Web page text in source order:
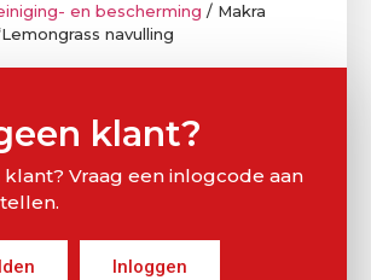
en bescherming / Makra
navulling
klant?
Vraag een inlogcode aan
Inloggen